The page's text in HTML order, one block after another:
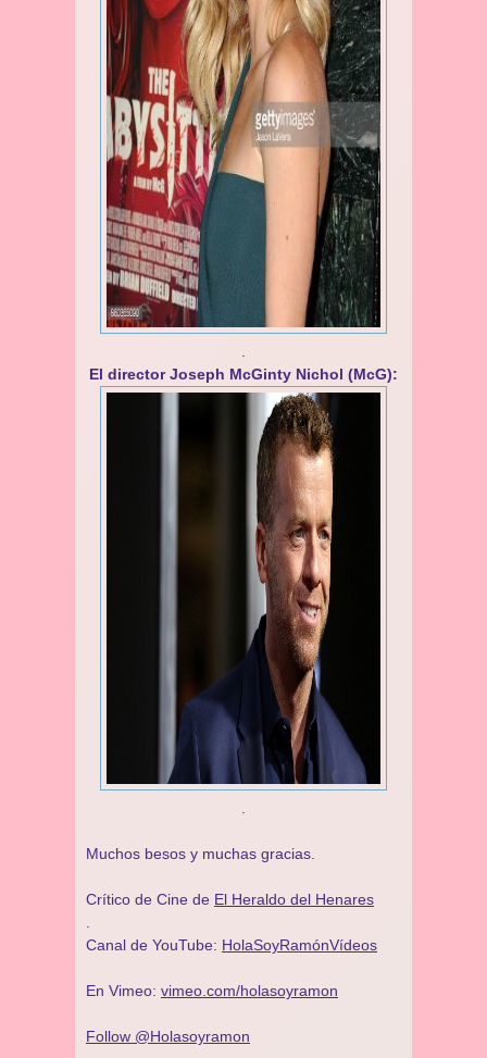
El director Joseph McGinty Nichol (McG):
Muchos besos y muchas gracias.
Crítico de Cine de El Heraldo del Henares
Canal de YouTube: HolaSoyRamónVídeos
En Vimeo: vimeo.com/holasoyramon
Follow @Holasoyramon